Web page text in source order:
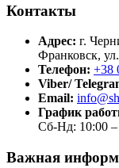
Контакты
Адрес: г.
Франковск,
Телефон: +38
Viber/
Email:
График
Сб-Нд: 10:00 –
Важная